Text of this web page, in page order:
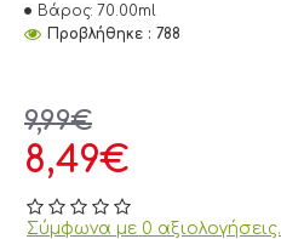
Σύμφωνα με 0 αξιολογήσεις.
8,49€
9,99€
Βάρος: 70.00ml
Προβλήθηκε : 788